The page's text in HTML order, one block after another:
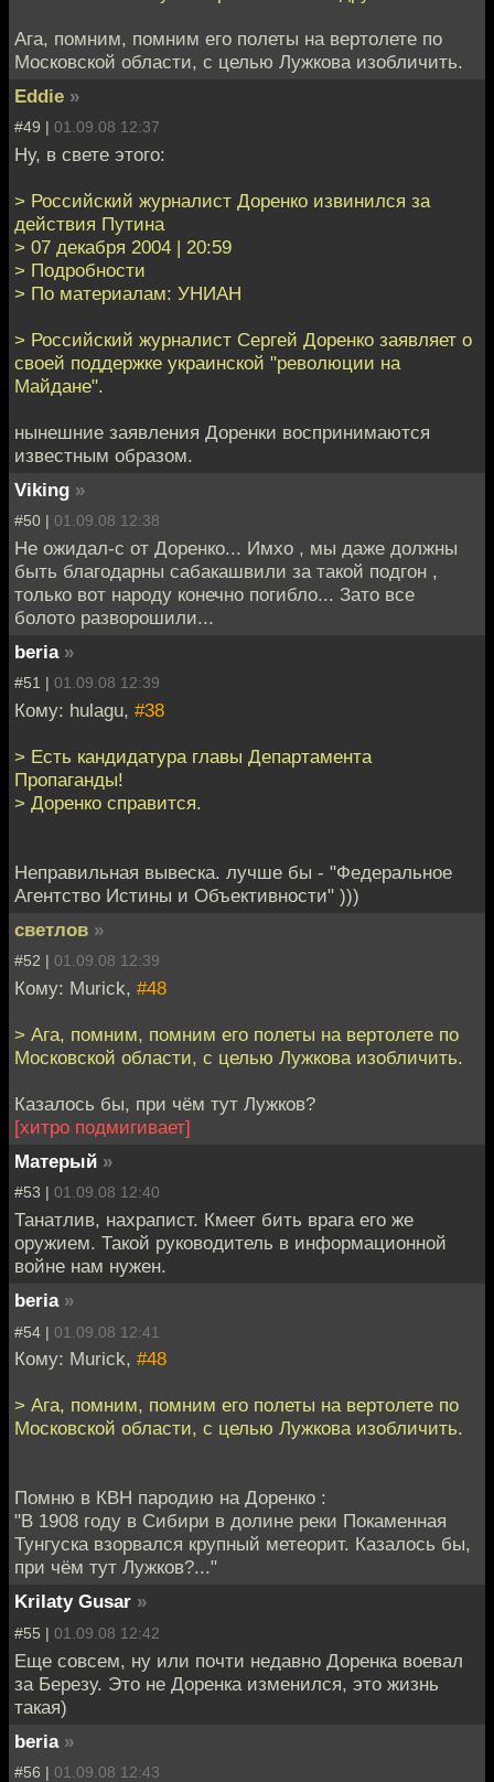
Ага, помним, помним его полеты на вертолете по
Московской области, с целью Лужкова изобличить.
Eddie »
#49 | 01.09.08 12:37
Ну, в свете этого:
> Российский журналист Доренко извинился за
действия Путина
> 07 декабря 2004 | 20:59
> Подробности
> По материалам: УНИАН
> Российский журналист Сергей Доренко заявляет о
своей поддержке украинской "революции на
Майдане".
нынешние заявления Доренки воспринимаются
известным образом.
Viking »
#50 | 01.09.08 12:38
Не ожидал-с от Доренко... Имхо , мы даже должны
быть благодарны сабакашвили за такой подгон ,
только вот народу конечно погибло... Зато все
болото разворошили...
beria »
#51 | 01.09.08 12:39
Кому: hulagu, #38
> Есть кандидатура главы Департамента
Пропаганды!
> Доренко справится.
Неправильная вывеска. лучше бы - "Федеральное
Агентство Истины и Объективности" )))
светлов »
#52 | 01.09.08 12:39
Кому: Murick, #48
> Ага, помним, помним его полеты на вертолете по
Московской области, с целью Лужкова изобличить.
Казалось бы, при чём тут Лужков?
[хитро подмигивает]
Матерый »
#53 | 01.09.08 12:40
Танатлив, нахрапист. Кмеет бить врага его же
оружием. Такой руководитель в информационной
войне нам нужен.
beria »
#54 | 01.09.08 12:41
Кому: Murick, #48
> Ага, помним, помним его полеты на вертолете по
Московской области, с целью Лужкова изобличить.
Помню в КВН пародию на Доренко :
"В 1908 году в Сибири в долине реки Покаменная
Тунгуска взорвался крупный метеорит. Казалось бы,
при чём тут Лужков?..."
Krilaty Gusar »
#55 | 01.09.08 12:42
Еще совсем, ну или почти недавно Доренка воевал
за Березу. Это не Доренка изменился, это жизнь
такая)
beria »
#56 | 01.09.08 12:43